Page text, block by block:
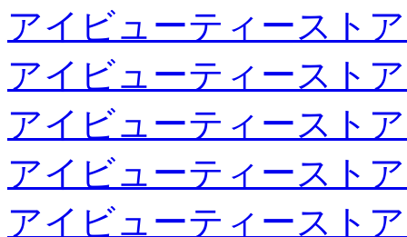
アイビューティースト
アイビューティースト
アイビューティースト
アイビューティースト
アイビューティースト